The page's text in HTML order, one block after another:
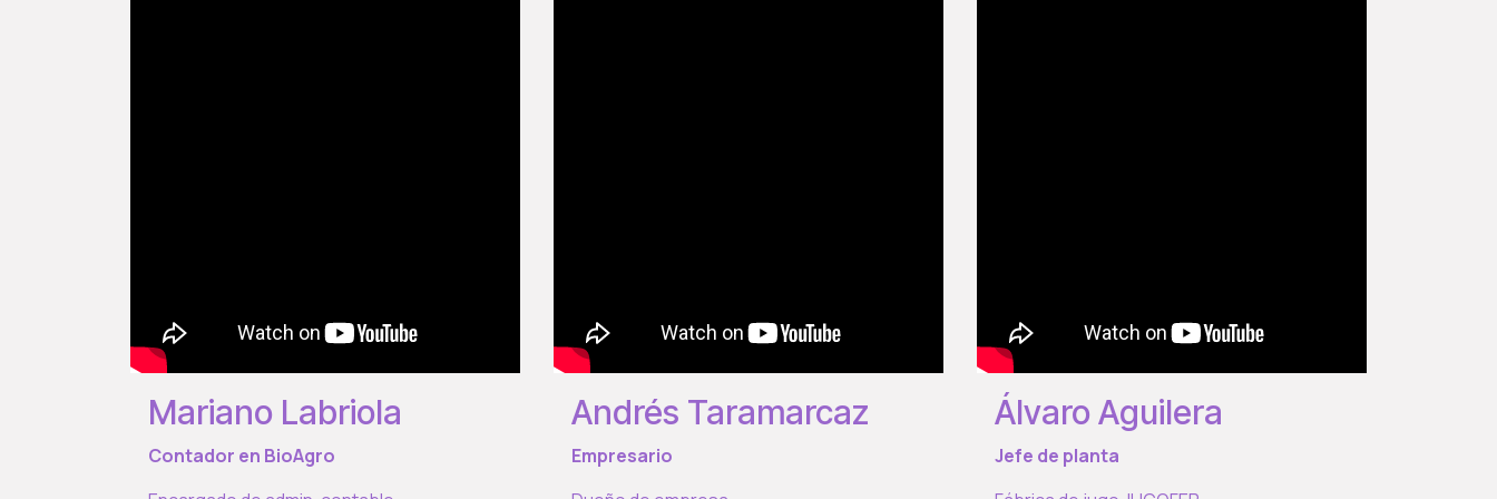
Mariano Labriola
Contador en BioAgro
Andrés Taramarcaz
Empresario
Álvaro Aguilera
Jefe de planta